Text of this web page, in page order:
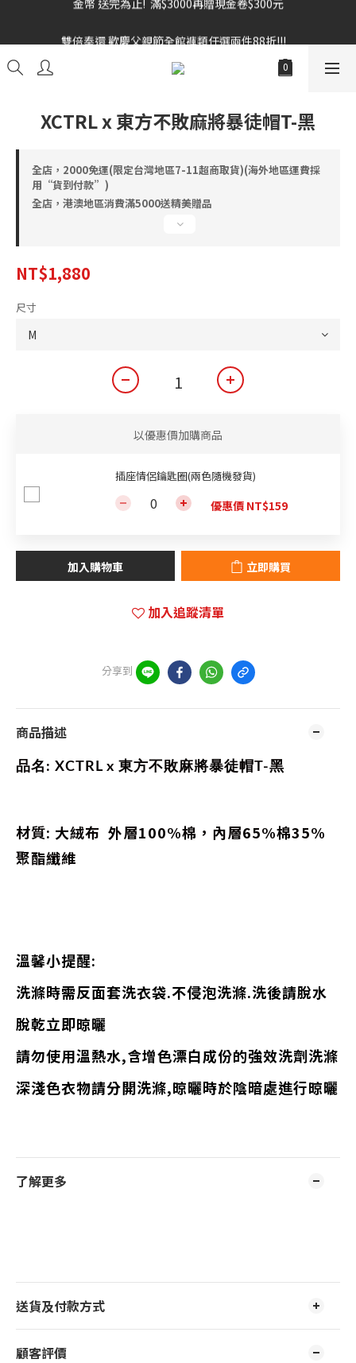
XCTRL x 東方不敗麻將暴徒帽T-黑
全店，2000免運(限定台灣地區7-11超商取貨)(海外地區運費採
用“貨到付款”)
全店，港澳地區消費滿5000送精美贈品
NT$1,880
尺寸
以優惠價加購商品
插座情侶鑰匙圈(兩色隨機發貨)
優惠價 NT$159
加入購物車 立即購買
加入追蹤清單
分享到
商品描述
品名: XCTRL x 東方不敗麻將暴徒帽T-黑
材質: 大絨布 外層100%棉，內層65%棉35%
聚酯纖維
溫馨小提醒:
洗滌時需反面套洗衣袋.不侵泡洗滌.洗後請脫水
脫乾立即晾曬
請勿使用溫熱水,含增色漂白成份的強效洗劑洗滌
深淺色衣物請分開洗滌,晾曬時於陰暗處進行晾曬
了解更多
送貨及付款方式
顧客評價